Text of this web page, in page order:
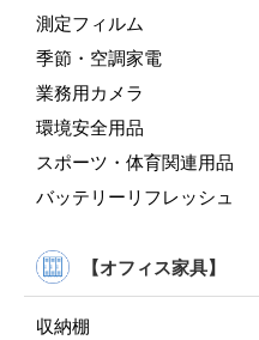
測定フィルム
季節・空調家電
業務用カメラ
環境安全用品
スポーツ・体育関連用品
バッテリーリフレッシュ
【オフィス家具】
収納棚